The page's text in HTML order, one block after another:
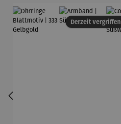
Derzeit vergriffen